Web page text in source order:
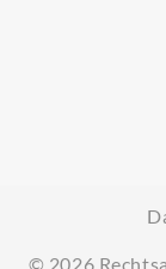
© 2026